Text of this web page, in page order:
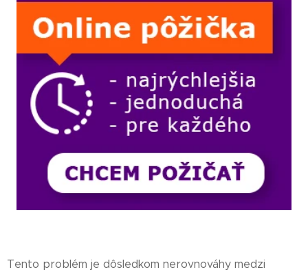
Tento problém je dôsledkom nerovnováhy medzi